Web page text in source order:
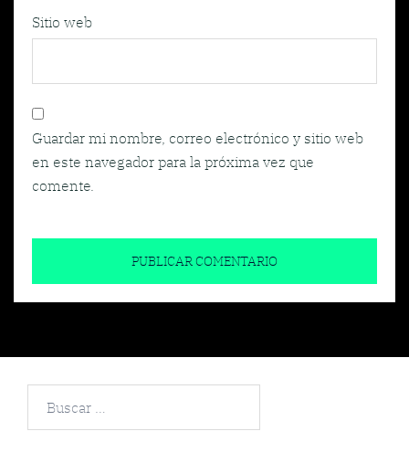
Sitio web
Guardar mi nombre, correo electrónico y sitio web
en este navegador para la próxima vez que
comente.